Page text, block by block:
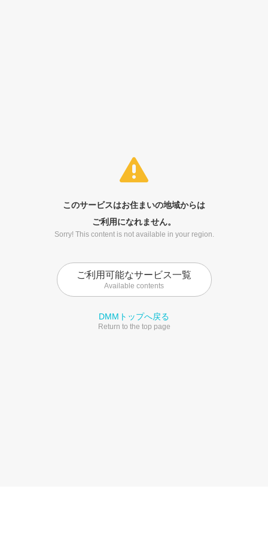
このサービスはお住まいの地域からは
ご利用になれません。
Sorry! This content is not available in your region.
ご利用可能なサービス一覧
Available contents
DMMトップへ戻る
Return to the top page